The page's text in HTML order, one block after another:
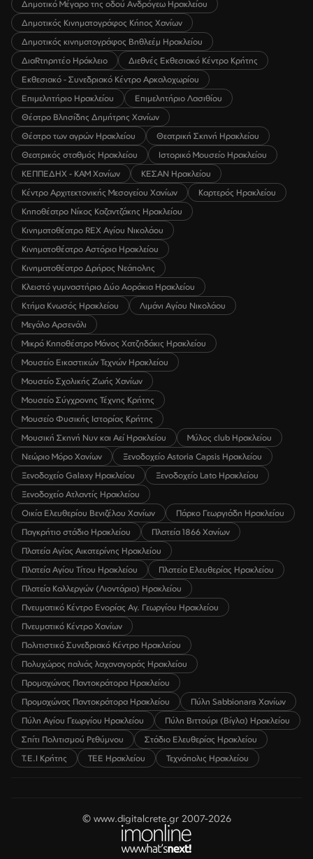
Δημοτικό Μέγαρο της οδού Ανδρόγεω Ηρακλείου
Δημοτικός Κινηματογράφος Κήπος Χανίων
Δημοτικός κινηματογράφος Βηθλεέμ Ηρακλείου
ΔιαRτηρητέο Ηράκλειο
Διεθνές Εκθεσιακό Κέντρο Κρήτης
Εκθεσιακό - Συνεδριακό Κέντρο Αρκαλοχωρίου
Επιμελητήριο Ηρακλείου
Επιμελητήριο Λασιθίου
Θέατρο Βλησίδης Δημήτρης Χανίων
Θέατρο των αγρών Ηρακλείου
Θεατρική Σκηνή Ηρακλείου
Θεατρικός σταθμός Ηρακλείου
Ιστορικό Μουσείο Ηρακλείου
ΚΕΠΠΕΔΗΧ - ΚΑΜ Χανίων
ΚΕΣΑΝ Ηρακλείου
Κέντρο Αρχιτεκτονικής Μεσογείου Χανίων
Καρτερός Ηρακλείου
Κηποθέατρο Νίκος Καζαντζάκης Ηρακλείου
Κινηματοθέατρο REX Αγίου Νικολάου
Κινηματοθέατρο Αστόρια Ηρακλείου
Κινηματοθέατρο Δρήρος Νεάπολης
Κλειστό γυμναστήριο Δύο Αοράκια Ηρακλείου
Κτήμα Κνωσός Ηρακλείου
Λιμάνι Αγίου Νικολάου
Μεγάλο Αρσενάλι
Μικρό Κηποθέατρο Μάνος Χατζηδάκις Ηρακλείου
Μουσείο Εικαστικών Τεχνών Ηρακλείου
Μουσείο Σχολικής Ζωής Χανίων
Μουσείο Σύγχρονης Τέχνης Κρήτης
Μουσείο Φυσικής Ιστορίας Κρήτης
Μουσική Σκηνή Νυν και Αεί Ηρακλείου
Μύλος club Ηρακλείου
Νεώριο Μόρο Χανίων
Ξενοδοχείο Astoria Capsis Ηρακλείου
Ξενοδοχείο Galaxy Ηρακλείου
Ξενοδοχείο Lato Ηρακλείου
Ξενοδοχείο Ατλαντίς Ηρακλείου
Οικία Ελευθερίου Βενιζέλου Χανίων
Πάρκο Γεωργιάδη Ηρακλείου
Παγκρήτιο στάδιο Ηρακλείου
Πλατεία 1866 Χανίων
Πλατεία Αγίας Αικατερίνης Ηρακλείου
Πλατεία Αγίου Τίτου Ηρακλείου
Πλατεία Ελευθερίας Ηρακλείου
Πλατεία Καλλεργών (Λιοντάρια) Ηρακλείου
Πνευματικό Κέντρο Ενορίας Αγ. Γεωργίου Ηρακλείου
Πνευματικό Κέντρο Χανίων
Πολιτιστικό Συνεδριακό Κέντρο Ηρακλείου
Πολυχώρος παλιάς λαχαναγοράς Ηρακλείου
Προμαχώνας Παντοκράτορα Ηρακλείου
Προμαχώνας Παντοκράτορα Ηρακλείου
Πύλη Sabbionara Χανίων
Πύλη Αγίου Γεωργίου Ηρακλείου
Πύλη Βιττούρι (Βίγλα) Ηρακλείου
Σπίτι Πολιτισμού Ρεθύμνου
Στάδιο Ελευθερίας Ηρακλείου
Τ.Ε.Ι Κρήτης
ΤΕΕ Ηρακλείου Τεχνόπολις Ηρακλείου
© www.digitalcrete.gr 2007-2026